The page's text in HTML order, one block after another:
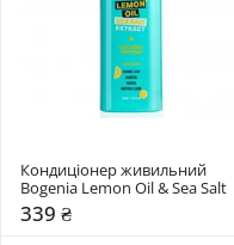
Кондиціонер живильний
Bogenia Lemon Oil & Sea Salt
339 ₴